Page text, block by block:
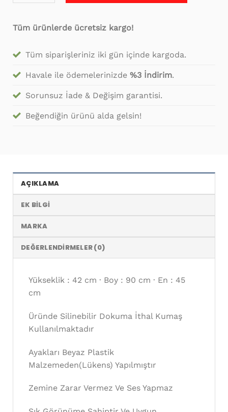
Tüm ürünlerde ücretsiz kargo!
Tüm siparişleriniz iki gün içinde kargoda.
Havale ile ödemelerinizde %3 İndirim.
Sorunsuz İade & Değişim garantisi.
Beğendiğin ürünü alda gelsin!
AÇIKLAMA
EK BILGI
MARKA
DEĞERLENDIRMELER (0)
Yükseklik : 42 cm · Boy : 90 cm · En : 45
cm
Üründe Silinebilir Dokuma İthal Kumaş
Kullanılmaktadır
Ayakları Beyaz Plastik
Malzemeden(Lükens) Yapılmıştır
Zemine Zarar Vermez Ve Ses Yapmaz